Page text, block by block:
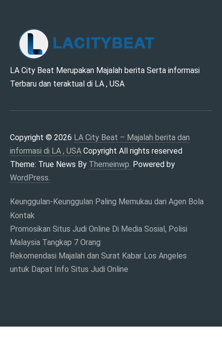
LA CITY BEAT –
DAN INFORMASI DI
LA , USA
LA City Beat Merupakan Majalah berita Serta informasi
Terbaru dan teraktual di LA , USA
Copyright © 2026 LA City Beat – Majalah berita dan
informasi di LA , USA Copyright All rights reserved
Theme: True News By Themeinwp. Powered by
WordPress.
Keunggulan-Keunggulan Paling Memukau dari Agen Bola
Kontak
Promosikan Situs Judi Online Di Media Sosial, Polisi
Malaysia Tangkap 7 Orang
Rekomendasi Majalah dan Surat Kabar Los Angeles
untuk Dapat Info Situs Judi Online